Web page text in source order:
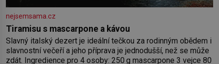
nejsemsama.cz
Tiramisu s mascarpone a kávou
Slavný italský dezert je ideální tečkou za rodinným obědem i
slavnostní večeří a jeho příprava je jednodušší, než se může
zdát. Ingredience pro 4 osoby: 250 g mascarpone 3 vejce 80